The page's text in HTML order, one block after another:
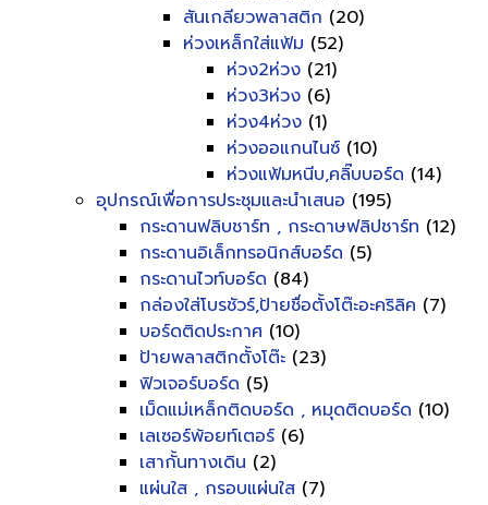
สันเกลียวพลาสติก (20)
ห่วงเหล็กใส่แฟ้ม (52)
ห่วง2ห่วง (21)
ห่วง3ห่วง (6)
ห่วง4ห่วง (1)
ห่วงออแกนไนซ์ (10)
ห่วงแฟ้มหนีบ,คลิ๊บบอร์ด (14)
อุปกรณ์เพื่อการประชุมและนำเสนอ (195)
กระดานฟลิบชาร์ท , กระดาษฟลิปชาร์ท (12)
กระดานอิเล็กทรอนิกส์บอร์ด (5)
กระดานไวท์บอร์ด (84)
กล่องใส่โบรชัวร์,ป้ายชื่อตั้งโต๊ะอะคริลิค (7)
บอร์ดติดประกาศ (10)
ป้ายพลาสติกตั้งโต๊ะ (23)
ฟิวเจอร์บอร์ด (5)
เม็ดแม่เหล็กติดบอร์ด , หมุดติดบอร์ด (10)
เลเซอร์พ้อยท์เตอร์ (6)
เสากั้นทางเดิน (2)
แผ่นใส , กรอบแผ่นใส (7)